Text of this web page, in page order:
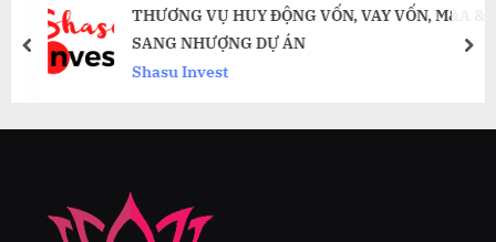
THƯƠNG VỤ HUY ĐỘNG VỐN, VAY VỐN, M&A &
SANG NHƯỢNG DỰ ÁN
Shasu Invest
prev